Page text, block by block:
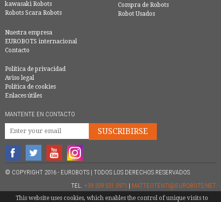
kawasaki Robots
Robots Scara Robots
Compra de Robots
Robot Usados
Nuestra empresa
EUROBOTS internacional
Contacto
Política de privacidad
Aviso legal
Política de cookies
Enlaces útiles
MANTENTE EN CONTACTO
SUSCRIBIRSE
© COPYRIGHT 2016 - EUROBOTS | TODOS LOS DERECHOS RESERVADOS
TEL. +39 339 531 0971 | MATTEOTENTI@EUROBOTS.NET
This website uses cookies, which enables the control of unique visits to